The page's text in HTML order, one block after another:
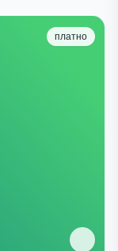
платно